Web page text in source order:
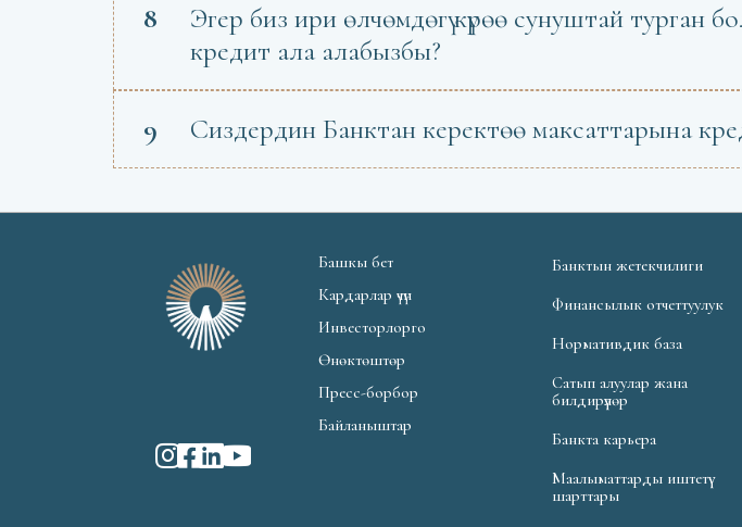
8
Эгер биз ири өлчөмдөгү күрөө сунуштай турган
кредит ала алабызбы?
9 Сиздердин Банктан керектөө максаттарына
Башкы бет
Кардарлар үчүн
Инвесторлорго
Өнөктөштөр
Пресс-борбор
Байланыштар
Банктын жетекчилиги
Финансылык отчеттуулук
Нормативдик база
Сатып алуулар жана
билдирүүлөр
Банкта карьера
Маалыматтарды иштетүү
шарттары